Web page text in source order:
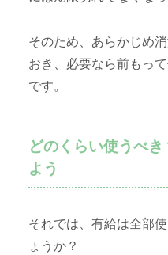
そのため、あらかじめ
おき、必要なら前もっ
です。
どのくらい使うべ
よう
それでは、有給は全部
ょうか？